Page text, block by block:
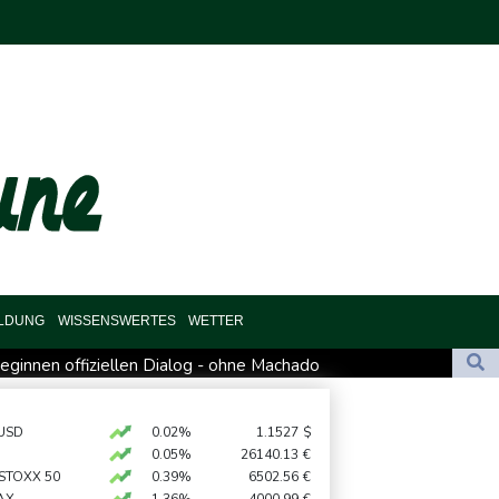
WISSENSWERTES WETTER
offiziellen Dialog - ohne Machado
Arabien
hält zu Infantino
0.02% 1.1527 $
0.05% 26140.13 €
50
0.39% 6502.56 €